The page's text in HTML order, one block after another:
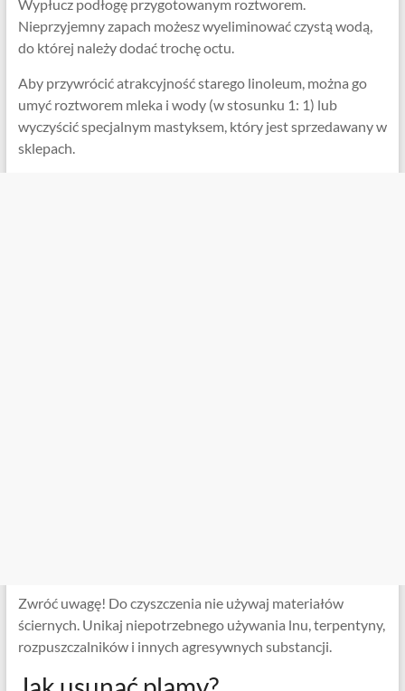
Wypłucz podłogę przygotowanym roztworem.
Nieprzyjemny zapach możesz wyeliminować czystą wodą,
do której należy dodać trochę octu.
Aby przywrócić atrakcyjność starego linoleum, można go
umyć roztworem mleka i wody (w stosunku 1: 1) lub
wyczyścić specjalnym mastyksem, który jest sprzedawany w
sklepach.
Zwróć uwagę! Do czyszczenia nie używaj materiałów
ściernych. Unikaj niepotrzebnego używania lnu, terpentyny,
rozpuszczalników i innych agresywnych substancji.